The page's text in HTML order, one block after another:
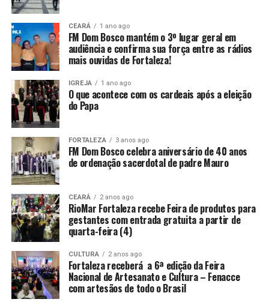
CEARÁ 1 ano ago
FM Dom Bosco mantém o 3º lugar geral em
audiência e confirma sua força entre as rádios
mais ouvidas de Fortaleza!
IGREJA 1 ano ago
O que acontece com os cardeais após a eleição
do Papa
FORTALEZA 3 anos ago
FM Dom Bosco celebra aniversário de 40 anos
de ordenação sacerdotal de padre Mauro
CEARÁ 2 anos ago
RioMar Fortaleza recebe Feira de produtos para
gestantes com entrada gratuita a partir de
quarta-feira (4)
CULTURA 2 anos ago
Fortaleza receberá a 6ª edição da Feira
Nacional de Artesanato e Cultura – Fenacce
com artesãos de todo o Brasil